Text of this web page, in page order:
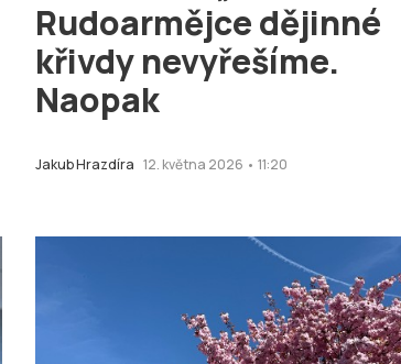
Rudoarmějce dějinné
křivdy nevyřešíme.
Naopak
Jakub Hrazdíra 12. května 2026 • 11:20